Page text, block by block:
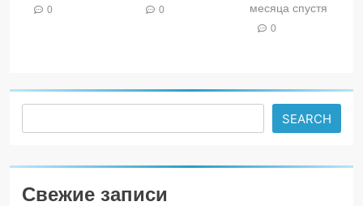
0 0
месяца спустя
0
SEARCH
Свежие записи